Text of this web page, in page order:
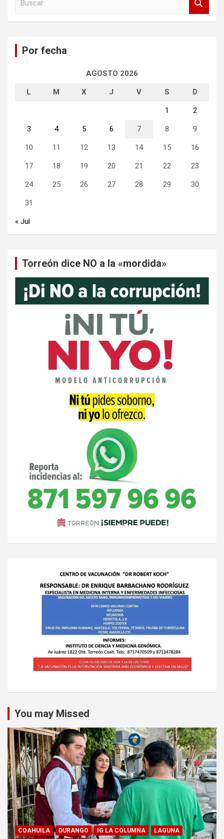
Por fecha
AGOSTO 2026
L M X J V S D
1 2
3 4 5 6 7 8 9
10 11 12 13 14 15 16
17 18 19 20 21 22 23
24 25 26 27 28 29 30
31
« Jul
Torreón dice NO a la «mordida»
You may Missed
COAHUILA DURANGO IG LA COLUMNA
LAGUNA